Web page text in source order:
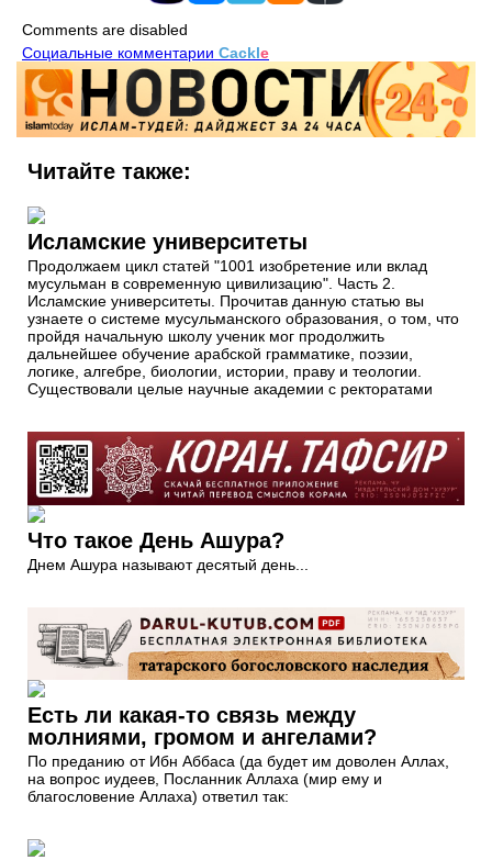
Comments are disabled
Социальные комментарии Cackle
Читайте также:
Исламские университеты
Продолжаем цикл статей "1001 изобретение или вклад
мусульман в современную цивилизацию". Часть 2.
Исламские университеты. Прочитав данную статью вы
узнаете о системе мусульманского образования, о том, что
пройдя начальную школу ученик мог продолжить
дальнейшее обучение арабской грамматике, поэзии,
логике, алгебре, биологии, истории, праву и теологии.
Существовали целые научные академии с ректоратами
Что такое День Ашура?
Днем Ашура называют десятый день...
Есть ли какая-то связь между
молниями, громом и ангелами?
По преданию от Ибн Аббаса (да будет им доволен Аллах,
на вопрос иудеев, Посланник Аллаха (мир ему и
благословение Аллаха) ответил так: